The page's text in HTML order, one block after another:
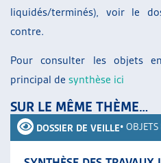
liquidés/terminés), voir le
contre.
Pour consulter les objets
principal de synthèse ici
SUR LE MÊME THÈME…
DOSSIER DE VEILLE• OBJETS